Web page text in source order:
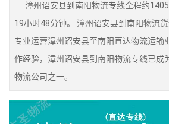
漳州诏安县到南阳物流专线全程约
19小时48分钟。 漳州诏安县到南阳物流
专业运营漳州诏安县至南阳直达物流运输
作经验，漳州诏安县到南阳物流专线已成
物流公司之一。